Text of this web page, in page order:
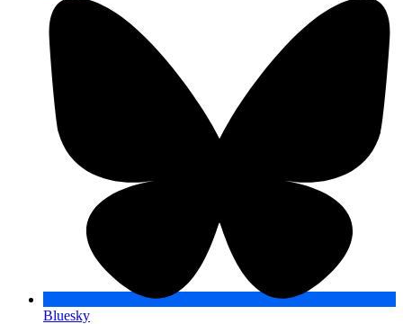
Bluesky